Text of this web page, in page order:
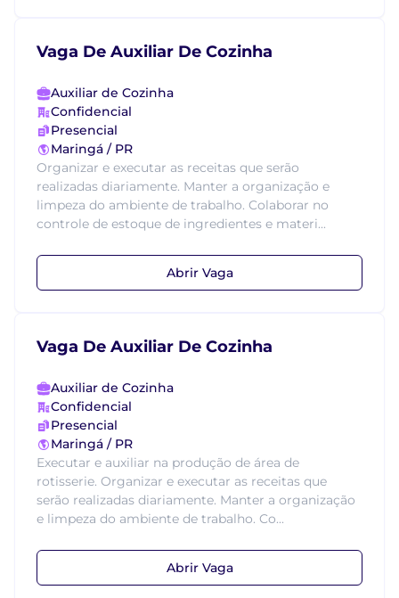
Vaga De Auxiliar De Cozinha
Auxiliar de Cozinha
Confidencial
Presencial
Maringá / PR
Organizar e executar as receitas que serão
realizadas diariamente. Manter a organização e
limpeza do ambiente de trabalho. Colaborar no
controle de estoque de ingredientes e materi...
Abrir Vaga
Vaga De Auxiliar De Cozinha
Auxiliar de Cozinha
Confidencial
Presencial
Maringá / PR
Executar e auxiliar na produção de área de
rotisserie. Organizar e executar as receitas que
serão realizadas diariamente. Manter a organização
e limpeza do ambiente de trabalho. Co...
Abrir Vaga